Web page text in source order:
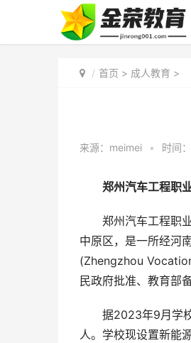
首页 > 成人教育 >
来源：meimei • 时间
郑州汽车工程职业
郑州汽车工程职业
中原区，是一所经河
(Zhengzhou
民政府批准、教育部
据2023年9月学校
人。学校现设置新能